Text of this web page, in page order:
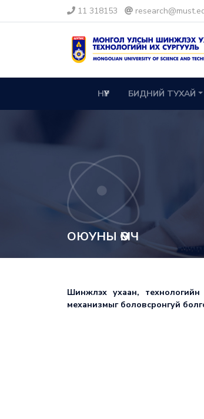
11 318153
НҮҮР БИДНИЙ ТУХАЙ
ОЮУНЫ ӨМЧ
Шинжлэх ухаан,
механизмыг боловсронгуй